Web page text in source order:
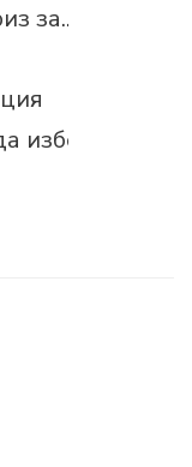
за...
изберем